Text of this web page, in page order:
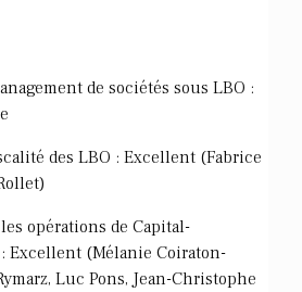
de sociétés sous LBO :
des LBO : Excellent (Fabrice
opérations de Capital-
Excellent (Mélanie Coiraton-
Luc Pons, Jean-Christophe